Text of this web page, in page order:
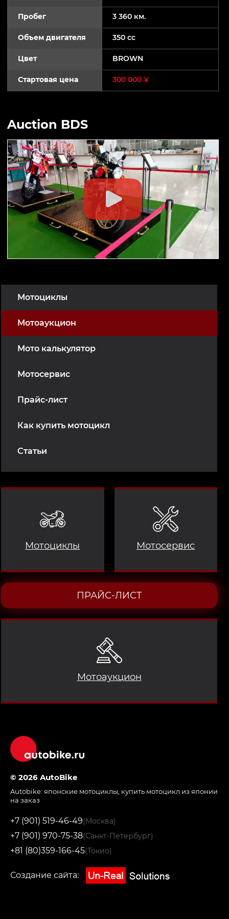
Мотоциклы
Мотоаукцион
Мото калькулятор
Мотосервис
Прайс-лист
Как купить мотоцикл
Статьи
Мотоциклы
Мотоаукцион
Мотосервис
ПРАЙС-ЛИСТ
Пробег 3 360 км.
Объем двигателя 350 cc
Цвет BROWN
Стартовая цена 300 000 ¥
Auction BDS
© 2026 AutoBike
Autobike: японские мотоциклы купить мотоцикл из японии
на заказ
+7 (901) 519-46-49(Москва)
+7 (901) 970-75-38(Санкт-Петербург)
+81 (80)359-166-45(Токио)
Создание сайта: